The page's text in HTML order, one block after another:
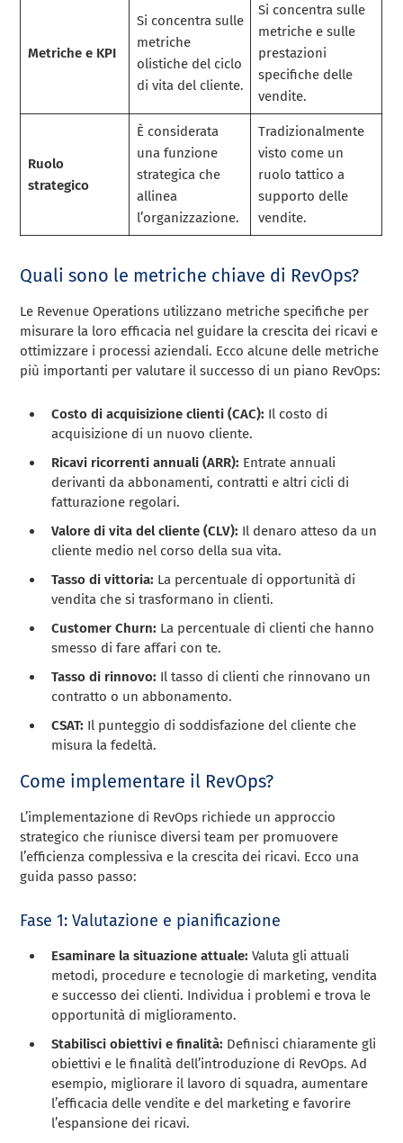
Metriche e KPI
Si concentra sulle
metriche
olistiche del ciclo
di vita del cliente.
Si concentra sulle
metriche e sulle
prestazioni
specifiche delle
vendite.
Ruolo
strategico
È considerata
una funzione
strategica che
allinea
l’organizzazione.
Tradizionalmente
visto come un
ruolo tattico a
supporto delle
vendite.
Quali sono le metriche chiave di RevOps?
Le Revenue Operations utilizzano metriche specifiche per
misurare la loro efficacia nel guidare la crescita dei ricavi e
ottimizzare i processi aziendali. Ecco alcune delle metriche
più importanti per valutare il successo di un piano RevOps:
Costo di acquisizione clienti (CAC): Il costo di
acquisizione di un nuovo cliente.
Ricavi ricorrenti annuali (ARR): Entrate annuali
derivanti da abbonamenti, contratti e altri cicli di
fatturazione regolari.
Valore di vita del cliente (CLV): Il denaro atteso da un
cliente medio nel corso della sua vita.
Tasso di vittoria: La percentuale di opportunità di
vendita che si trasformano in clienti.
Customer Churn: La percentuale di clienti che hanno
smesso di fare affari con te.
Tasso di rinnovo: Il tasso di clienti che rinnovano un
contratto o un abbonamento.
CSAT: Il punteggio di soddisfazione del cliente che
misura la fedeltà.
Come implementare il RevOps?
L’implementazione di RevOps richiede un approccio
strategico che riunisce diversi team per promuovere
l’efficienza complessiva e la crescita dei ricavi. Ecco una
guida passo passo:
Fase 1: Valutazione e pianificazione
Esaminare la situazione attuale:Valuta gli attuali
metodi, procedure e tecnologie di marketing, vendita
e successo dei clienti. Individua i problemi e trova le
opportunità di miglioramento.
Stabilisci obiettivi e finalità: Definisci chiaramente gli
obiettivi e le finalità dell’introduzione di RevOps. Ad
esempio, migliorare il lavoro di squadra, aumentare
l’efficacia delle vendite e del marketing e favorire
l’espansione dei ricavi.